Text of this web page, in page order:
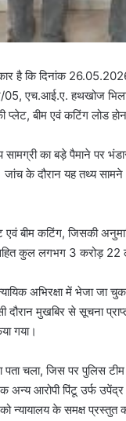
है कि दिनांक
एच.आई.ए. हथखोज
बीम एवं कटिंग लोड
का बड़े पैमाने पर
जांच के दौरान यह तथ्य
एवं बीम कटिंग, जिसकी
सहित कुल लगभग 3 करोड़
अभिरक्षा में भेजा जा
दौरान मुखबिर से सूचना
गया।
पता चला, जिस पर पुलिस
अन्य आरोपी पिंटू उर्फ
को न्यायालय के समक्ष